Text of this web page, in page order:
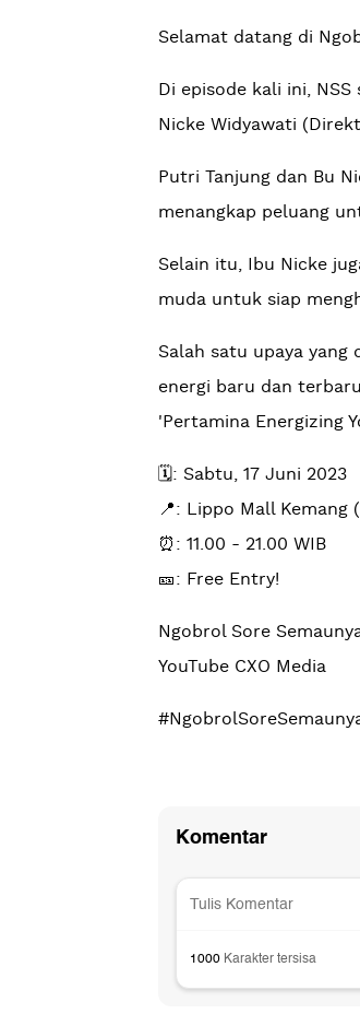
Selamat datang di
Di episode kali ini,
Nicke Widyawati
Putri Tanjung dan Bu
menangkap peluang
Selain itu, Ibu Nicke
muda untuk siap
Salah satu upaya
energi baru dan
'Pertamina Energizing
🗓: Sabtu, 17 Juni 2023
📍: Lippo Mall Kemang
⏰: 11.00 - 21.00 WIB
🎫: Free Entry!
Ngobrol Sore
YouTube CXO Media